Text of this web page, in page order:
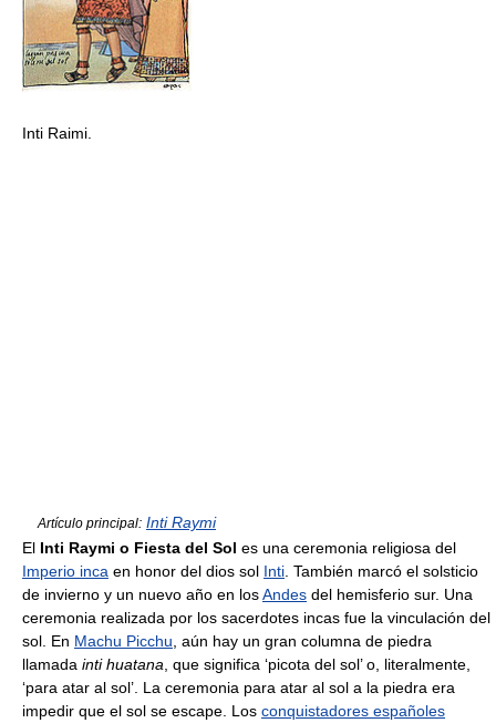
Inti Raimi.
Artículo principal: Inti Raymi
El Inti Raymi o Fiesta del Sol es una ceremonia religiosa del
Imperio inca en honor del dios sol Inti. También marcó el solsticio
de invierno y un nuevo año en losAndes del hemisferio sur. Una
ceremonia realizada por los sacerdotes incas fue la vinculación del
sol. En Machu Picchu, aún hay un gran columna de piedra
llamada inti huatana, que significa ‘picota del sol’ o, literalmente,
‘para atar al sol’. La ceremonia para atar al sol a la piedra era
impedir que el sol se escape. Los conquistadores españoles